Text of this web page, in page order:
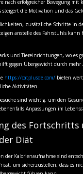
nach erfolgreicher Bewegung mit
steigert die Motivation und das
zusätzliche Schritte in
anstelle des Fahrstuhls kann
und Tiereinrichtungen, wo es
gegen Übergewicht durch mehr
https://catplusde.com/bieten
Aktivitäten.
sind wichtig, um den
Anpassungen im
des Fortschritts
Diät
der Kalorienaufnahme sind
um sicherzustellen, dass es